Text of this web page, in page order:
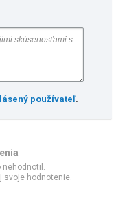
používateľ.
nehodnotil.
svoje hodnotenie.